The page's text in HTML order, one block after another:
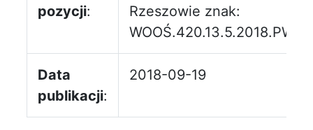
pozycji:
Rzeszowie znak:
Data
publikacji:
2018-09-19